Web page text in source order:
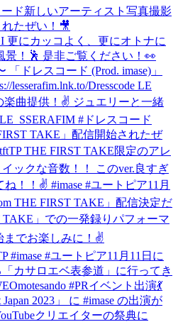
ド新しいアーティスト写真撮影
たぜい！🎥
更にカッコよく、更にオトナに
景！🕺 是非ご覧ください！👀
「ドレスコード (Prod. imase)」
lesserafim.lnk.to/Dresscode LE
楽曲提供！✌️ ジュエリーと一緒
#ドレスコード
TAKE」配信開始されたぜ
THE FIRST TAKE限定のアレ
ックな音数！！ このver.良すぎ
！！✌️ #imase #ユートピア11月
THE FIRST TAKE」配信決定だ
」での一発録りパフォーマ
までお楽しみに！✌️
#imase #ユートピア11月11日に
カサロエベ表参道」に行ってき
#PRイベント出演💃
2023」 に #imase の出演が
クリエイターの祭典に